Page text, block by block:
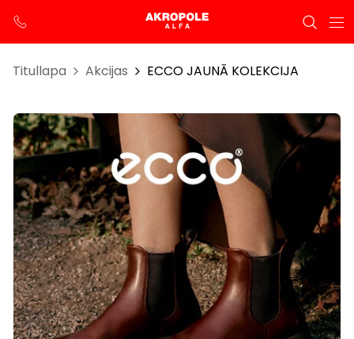
Titullapa Akcijas ECCO JAUNĀ KOLEKCIJA